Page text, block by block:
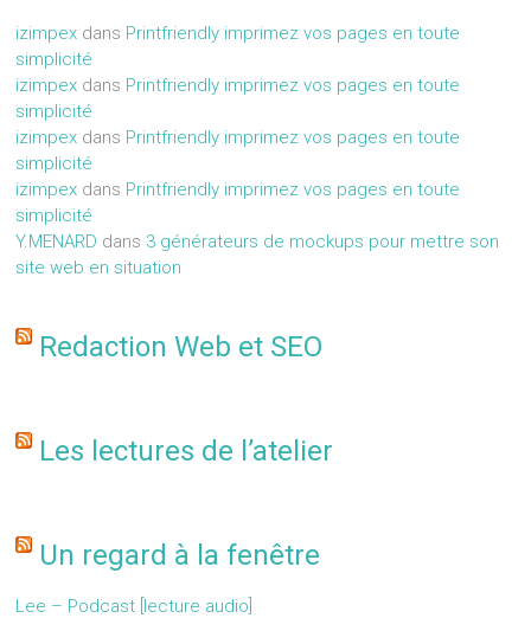
izimpex dans Printfriendly imprimez vos pages en toute
simplicité
izimpex dans Printfriendly imprimez vos pages en toute
simplicité
izimpex dans Printfriendly imprimez vos pages en toute
simplicité
izimpex dans Printfriendly imprimez vos pages en toute
simplicité
Y.MENARD dans 3 générateurs de mockups pour mettre son
site web en situation
Redaction Web et SEO
Les lectures de l’atelier
Un regard à la fenêtre
Lee – Podcast [lecture audio]